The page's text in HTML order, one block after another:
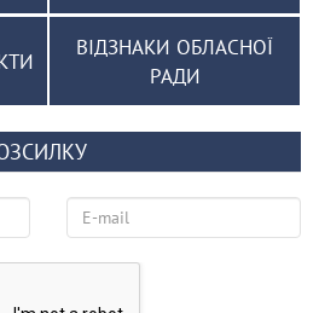
ВІДЗНАКИ ОБЛАСНОЇ
РАДИ